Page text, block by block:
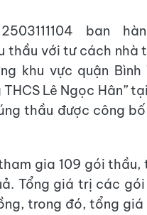
ban
thầu với tư cách nhà
khu vực quận Bình
Lê Ngọc Hân”
thầu được công
gia 109 gói thầu,
Tổng giá trị các
trong đó, tổng